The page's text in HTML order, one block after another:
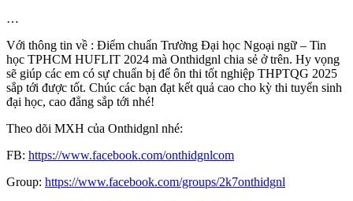
…
Với thông tin về : Điểm chuẩn Trường Đại học Ngoại ngữ – Tin
học TPHCM HUFLIT 2024 mà Onthidgnl chia sẻ ở trên. Hy vọng
sẽ giúp các em có sự chuẩn bị để ôn thi tốt nghiệp THPTQG 2025
sắp tới được tốt. Chúc các bạn đạt kết quả cao cho kỳ thi tuyển sinh
đại học, cao đẳng sắp tới nhé!
Theo dõi MXH của Onthidgnl nhé:
FB: https://www.facebook.com/onthidgnlcom
Group: https://www.facebook.com/groups/2k7onthidgnl